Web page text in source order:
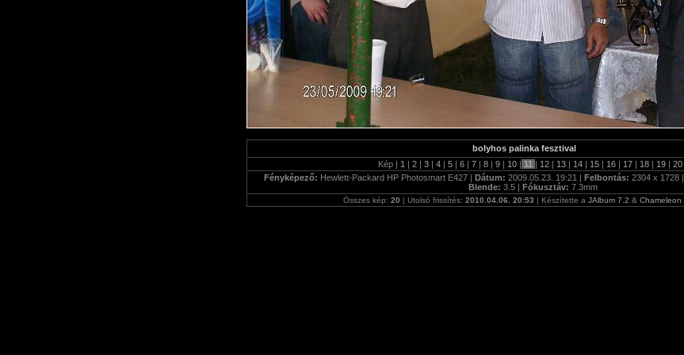
bolyhos palinka fesztival
Kép | 1 | 2 | 3 | 4 | 5 | 6 | 7 | 8 | 9 | 10 | 11 | 12 | 13 | 14 | 15 | 16 | 17 | 18 | 19 | 20
Fényképező: Hewlett-Packard HP Photosmart E427 | Dátum: 2009.05.23. 19:21 | Felbontás: 2304 x 1728 |
Blende: 3.5 | Fókusztáv: 7.3mm
Összes kép: 20 | Utolsó frissítés: 2010.04.06. 20:53 | Készítette a JAlbum 7.2 & Chameleon